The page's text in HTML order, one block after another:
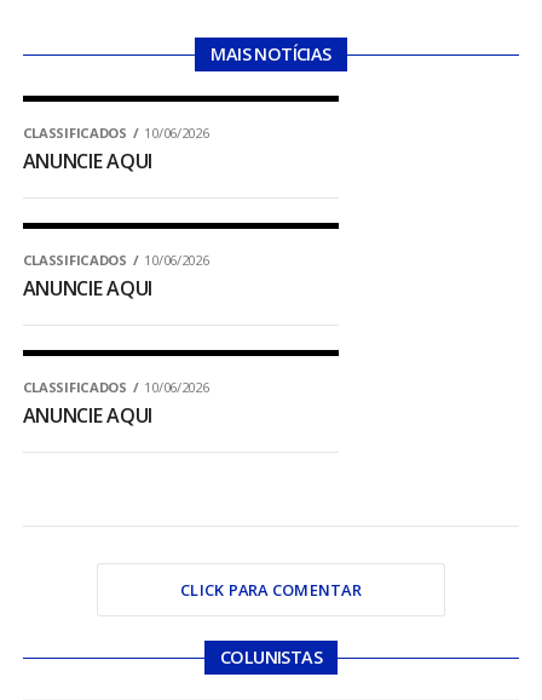
MAIS NOTÍCIAS
CLASSIFICADOS 10/06/2026
ANUNCIE AQUI
CLASSIFICADOS 10/06/2026
ANUNCIE AQUI
CLASSIFICADOS 10/06/2026
ANUNCIE AQUI
CLICK PARA COMENTAR
COLUNISTAS